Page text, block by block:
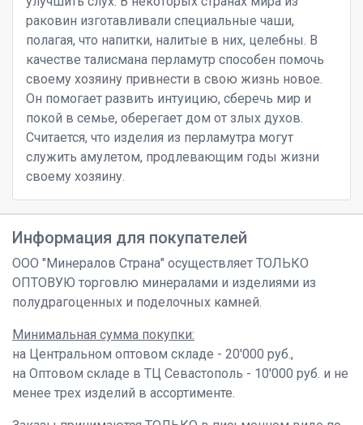
раковин изготавливали специальные чаши,
полагая, что напитки, налитые в них, целебны. В
качестве талисмана перламутр способен помочь
своему хозяину привнести в свою жизнь новое.
Он помогает развить интуицию, сберечь мир и
покой в семье, оберегает дом от злых духов.
Считается, что изделия из перламутра могут
служить амулетом, продлевающим годы жизни
своему хозяину.
Информация для покупателей
ООО "Минералов Страна" осуществляет ТОЛЬКО
ОПТОВУЮ торговлю минералами и изделиями из
полудрагоценных и поделочных камней.
Минимальная сумма покупки:
на Центральном оптовом складе - 20'000 руб.,
на Оптовом складе в ТЦ Севастополь - 10'000 руб. и не
менее трех изделий в ассортименте.